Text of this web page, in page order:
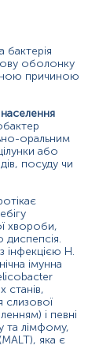
тканини
виявити
шлунка
. Окрім
надає дані
H. pylori, а
та
H. pylori до
причиною
у
мутації в
з
Порівняно
ПЛР та
бактерія
оболонку
причиною
оральним
або
посуду чи
хвороби,
інфекцією H.
імунна
станів,
слизової
і певні
та лімфому,
яка є